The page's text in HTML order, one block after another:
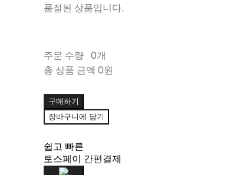
품절된 상품입니다.
주문 수량 0개
총 상품 금액 0원
구매하기
장바구니에 담기
쉽고 빠른
토스페이 간편결제